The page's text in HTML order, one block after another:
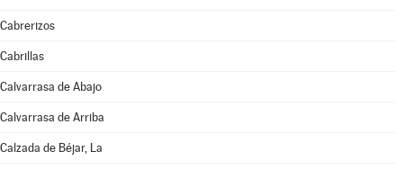
Cabrerizos
Cabrillas
Calvarrasa de Abajo
Calvarrasa de Arriba
Calzada de Béjar, La